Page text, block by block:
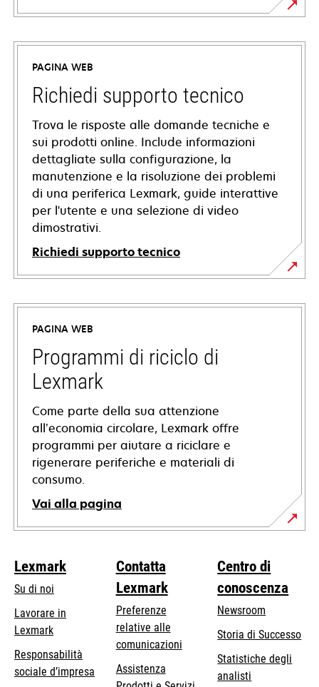
PAGINA WEB
Richiedi supporto tecnico
Trova le risposte alle domande tecniche e
sui prodotti online. Include informazioni
dettagliate sulla configurazione, la
manutenzione e la risoluzione dei problemi
di una periferica Lexmark, guide interattive
per l'utente e una selezione di video
dimostrativi.
Richiedi supporto tecnico
si
apre
una
nuova
scheda
PAGINA WEB
Programmi di riciclo di
Lexmark
Come parte della sua attenzione
all’economia circolare, Lexmark offre
programmi per aiutare a riciclare e
rigenerare periferiche e materiali di
consumo.
Vai alla pagina
Lexmark
Su di noi
Lavorare in
Lexmark
Responsabilità
sociale d’impresa
Contatta
Lexmark
Preferenze
relative alle
comunicazioni
Assistenza
Centro di
conoscenza
Newsroom
Storia di Successo
Statistiche degli
analisti